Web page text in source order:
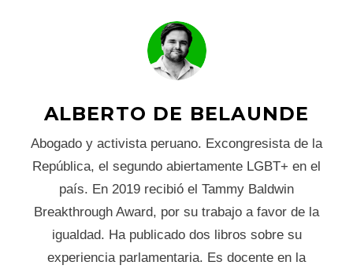
ALBERTO DE BELAUNDE
Abogado y activista peruano. Excongresista de la
República, el segundo abiertamente LGBT+ en el
país. En 2019 recibió el Tammy Baldwin
Breakthrough Award, por su trabajo a favor de la
igualdad. Ha publicado dos libros sobre su
experiencia parlamentaria. Es docente en la